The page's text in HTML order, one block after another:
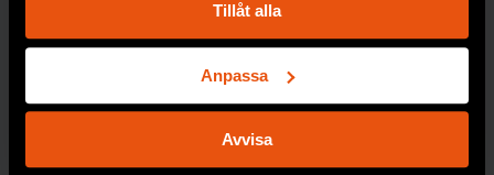
som kan ha en noggrannhet på upp till flera meter
Identifiera din enhet genom att aktivt skanna den
för specifika kännetecken (fingeravtryck)
Ta reda på mer om hur dina personliga uppgifter
Tillåt alla
Anpassa
Avvisa